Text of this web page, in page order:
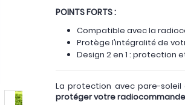
POINTS FORTS :
Compatible avec la
Protège l’intégralité de
Design 2 en 1 : protection
La protection avec pare-soleil
protéger votre